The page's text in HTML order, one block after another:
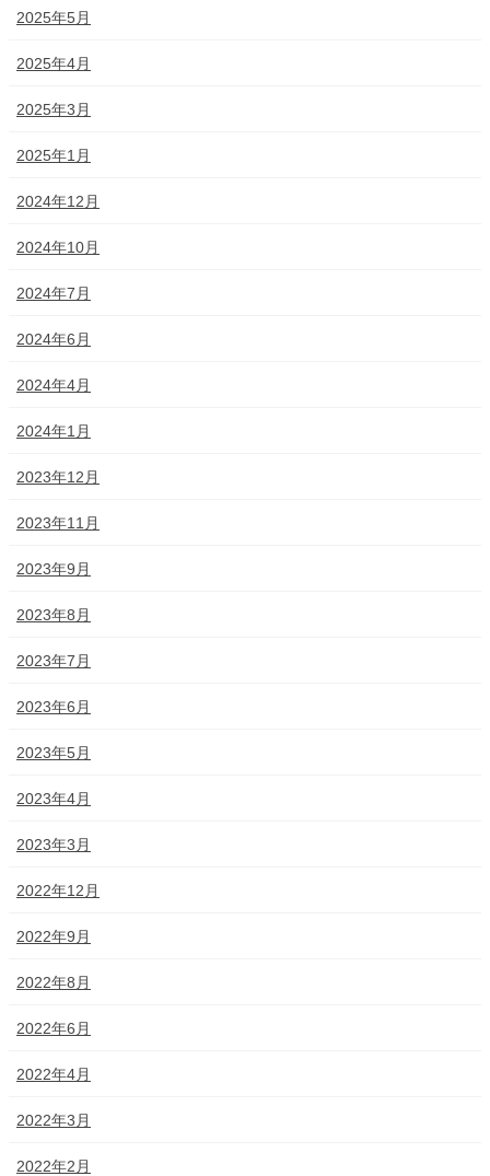
2025年5月
2025年4月
2025年3月
2025年1月
2024年12月
2024年10月
2024年7月
2024年6月
2024年4月
2024年1月
2023年12月
2023年11月
2023年9月
2023年8月
2023年7月
2023年6月
2023年5月
2023年4月
2023年3月
2022年12月
2022年9月
2022年8月
2022年6月
2022年4月
2022年3月
2022年2月